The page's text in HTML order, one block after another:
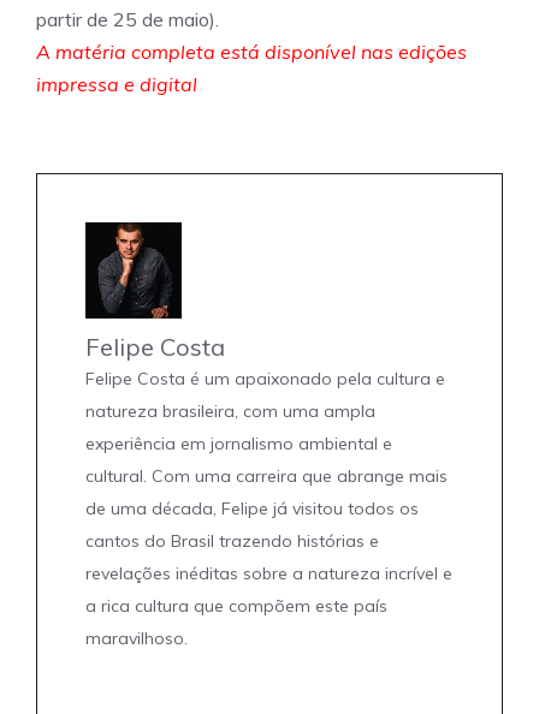
partir de 25 de maio).
A matéria completa está disponível nas edições
impressa e digital
Felipe Costa
Felipe Costa é um apaixonado pela cultura e
natureza brasileira, com uma ampla
experiência em jornalismo ambiental e
cultural. Com uma carreira que abrange mais
de uma década, Felipe já visitou todos os
cantos do Brasil trazendo histórias e
revelações inéditas sobre a natureza incrível e
a rica cultura que compõem este país
maravilhoso.